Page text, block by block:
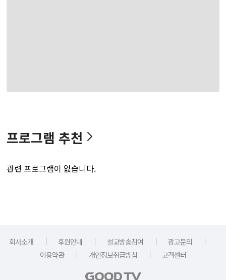
프로그램 추천
관련 프로그램이 없습니다.
회사소개 ｜ 후원안내 ｜ 설교방송참여 ｜ 광고문의
｜
이용약관
｜ 개인정보취급방침 ｜ 고객센터